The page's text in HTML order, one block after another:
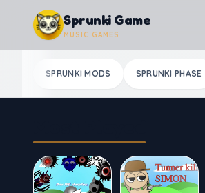
Skip to content
Sprunki Game
MUSIC GAMES
SPRUNKI MODS SPRUNKI PHASE